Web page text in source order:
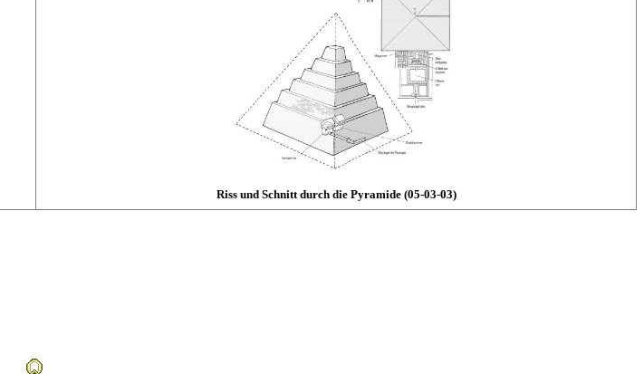
Riss und Schnitt durch die Pyramide (05-03-03)